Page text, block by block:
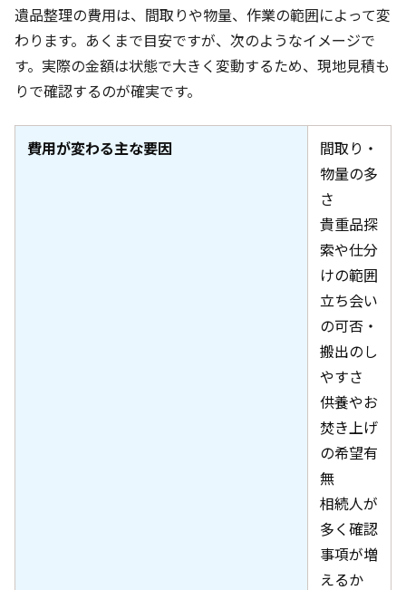
遺品整理の費用は、間取りや物量、作業の範囲によって変
わります。あくまで目安ですが、次のようなイメージで
す。実際の金額は状態で大きく変動するため、現地見積も
りで確認するのが確実です。
費用が変わる主な要因
間取り・
物量の多
さ
貴重品探
索や仕分
けの範囲
立ち会い
の可否・
搬出のし
やすさ
供養やお
焚き上げ
の希望有
無
相続人が
多く確認
事項が増
えるか